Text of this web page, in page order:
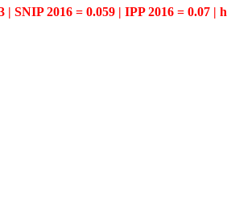
| SNIP 2016 = 0.059 | IPP 2016 = 0.07 |